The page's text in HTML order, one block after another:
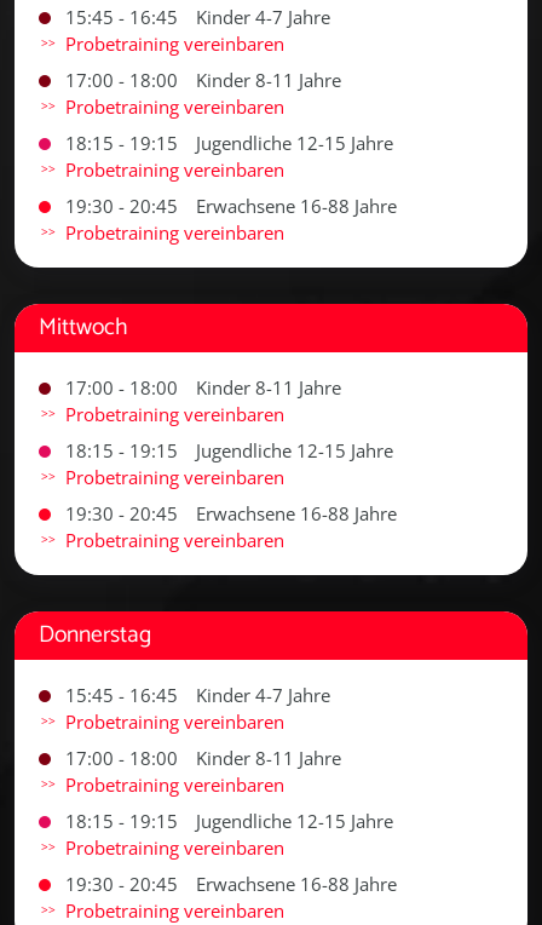
15:45 - 16:45
Kinder 4-7 Jahre
Probetraining vereinbaren
17:00 - 18:00
Kinder 8-11 Jahre
Probetraining vereinbaren
18:15 - 19:15
Jugendliche 12-15 Jahre
Probetraining vereinbaren
19:30 - 20:45
Erwachsene 16-88 Jahre
Probetraining vereinbaren
Mittwoch
17:00 - 18:00
Kinder 8-11 Jahre
Probetraining vereinbaren
18:15 - 19:15
Jugendliche 12-15 Jahre
Probetraining vereinbaren
19:30 - 20:45
Erwachsene 16-88 Jahre
Probetraining vereinbaren
Donnerstag
15:45 - 16:45
Kinder 4-7 Jahre
Probetraining vereinbaren
17:00 - 18:00
Kinder 8-11 Jahre
Probetraining vereinbaren
18:15 - 19:15
Jugendliche 12-15 Jahre
Probetraining vereinbaren
19:30 - 20:45
Erwachsene 16-88 Jahre
Probetraining vereinbaren